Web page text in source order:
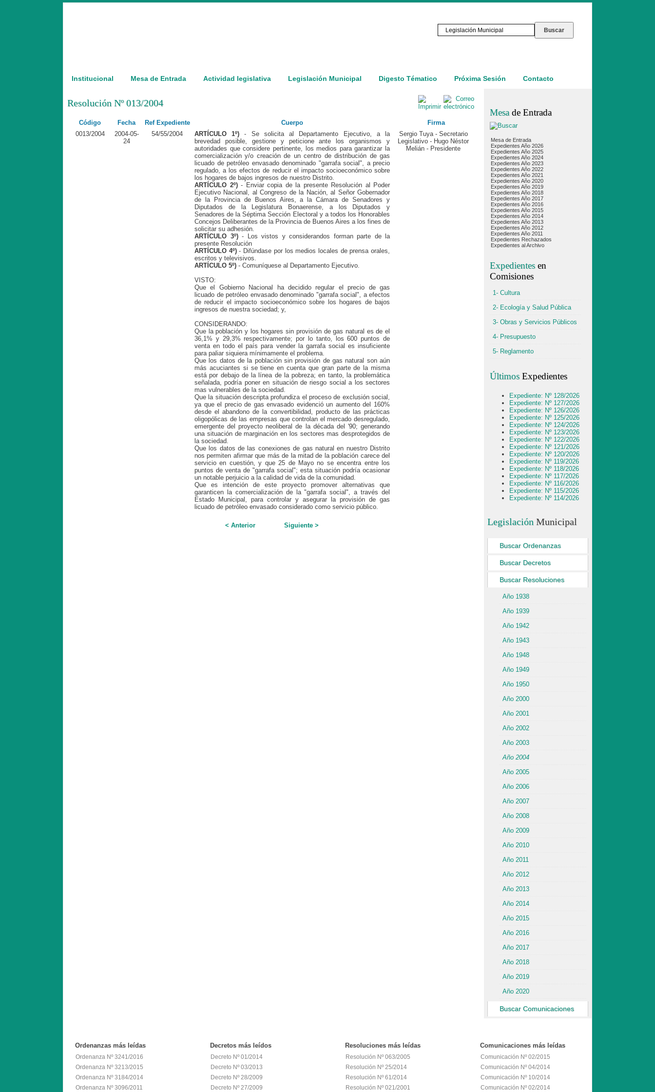
Institucional Mesa de Entrada Actividad legislativa Legislación Municipal Digesto Tématico Próxima Sesión Contacto
Resolución Nº 013/2004
Código Fecha Ref Expediente Cuerpo
Firma
0013/2004
2004-05-
24
54/55/2004 ARTÍCULO 1º)- Se solicita al Departamento Ejecutivo, a la
brevedad posible, gestione y peticione ante los organismos y
autoridades que considere pertinente, los medios para garantizar la
comercialización y/o creación de un centro de distribución de gas
licuado de petróleo envasado denominado "garrafa social", a precio
regulado, a los efectos de reducir el impacto socioeconómico sobre
los hogares de bajos ingresos de nuestro Distrito.
ARTÍCULO 2º) - Enviar copia de la presente Resolución al Poder
Ejecutivo Nacional, al Congreso de la Nación, al Señor Gobernador
de la Provincia de Buenos Aires, a la Cámara de Senadores y
Diputados de la Legislatura Bonaerense, a los Diputados y
Senadores de la Séptima Sección Electoral y a todos los Honorables
Concejos Deliberantes de la Provincia de Buenos Aires a los fines de
solicitar su adhesión.
ARTÍCULO 3º) - Los vistos y considerandos forman parte de la
presente Resolución
ARTÍCULO 4º)- Difúndase por los medios locales de prensa orales,
escritos y televisivos.
ARTÍCULO 5º) - Comuníquese al Departamento Ejecutivo.
VISTO:
Que el Gobierno Nacional ha decidido regular el precio de gas
licuado de petróleo envasado denominado "garrafa social", a efectos
de reducir el impacto socioeconómico sobre los hogares de bajos
ingresos de nuestra sociedad; y,
CONSIDERANDO:
Que la población y los hogares sin provisión de gas natural es de el
36,1% y 29,3% respectivamente; por lo tanto, los 600 puntos de
venta en todo el país para vender la garrafa social es insuficiente
para paliar siquiera mínimamente el problema.
Que los datos de la población sin provisión de gas natural son aún
más acuciantes si se tiene en cuenta que gran parte de la misma
está por debajo de la línea de la pobreza; en tanto, la problemática
señalada, podría poner en situación de riesgo social a los sectores
mas vulnerables de la sociedad.
Que la situación descripta profundiza el proceso de exclusión social,
ya que el precio de gas envasado evidenció un aumento del 160%
desde el abandono de la convertibilidad, producto de las prácticas
oligopólicas de las empresas que controlan el mercado desregulado,
emergente del proyecto neoliberal de la década del '90; generando
una situación de marginación en los sectores mas desprotegidos de
la sociedad.
Que los datos de las conexiones de gas natural en nuestro Distrito
nos permiten afirmar que más de la mitad de la población carece del
servicio en cuestión, y que 25 de Mayo no se encentra entre los
puntos de venta de "garrafa social"; esta situación podría ocasionar
un notable perjuicio a la calidad de vida de la comunidad.
Que es intención de este proyecto promover alternativas que
garanticen la comercialización de la "garrafa social", a través del
Estado Municipal, para controlar y asegurar la provisión de gas
licuado de petróleo envasado considerado como servicio público.
Sergio Tuya - Secretario
Legislativo - Hugo Néstor
Melián - Presidente
< Anterior Siguiente >
Mesa de Entrada
Mesa de Entrada
Expedientes Año 2026
Expedientes Año 2025
Expedientes Año 2024
Expedientes Año 2023
Expedientes Año 2022
Expedientes Año 2021
Expedientes Año 2020
Expedientes Año 2019
Expedientes Año 2018
Expedientes Año 2017
Expedientes Año 2016
Expedientes Año 2015
Expedientes Año 2014
Expedientes Año 2013
Expedientes Año 2012
Expedientes Año 2011
Expedientes Rechazados
Expedientes al Archivo
Expedientesen
Comisiones
1- Cultura
2- Ecología y Salud Pública
3- Obras y Servicios Públicos
4- Presupuesto
5- Reglamento
ÚltimosExpedientes
Expediente: Nº 128/2026
Expediente: Nº 127/2026
Expediente: Nº 126/2026
Expediente: Nº 125/2026
Expediente: Nº 124/2026
Expediente: Nº 123/2026
Expediente: Nº 122/2026
Expediente: Nº 121/2026
Expediente: Nº 120/2026
Expediente: Nº 119/2026
Expediente: Nº 118/2026
Expediente: Nº 117/2026
Expediente: Nº 116/2026
Expediente: Nº 115/2026
Expediente: Nº 114/2026
Legislación Municipal
Buscar Ordenanzas
Buscar Decretos
Buscar Resoluciones
Año 1938
Año 1939
Año 1942
Año 1943
Año 1948
Año 1949
Año 1950
Año 2000
Año 2001
Año 2002
Año 2003
Año 2004
Año 2005
Año 2006
Año 2007
Año 2008
Año 2009
Año 2010
Año 2011
Año 2012
Año 2013
Año 2014
Año 2015
Año 2016
Año 2017
Año 2018
Año 2019
Año 2020
Buscar Comunicaciones
Ordenanzas más leídas
Ordenanza Nº 3241/2016
Ordenanza Nº 3213/2015
Ordenanza Nº 3184/2014
Ordenanza Nº 3096/2011
Decretos más leídos
Decreto Nº 01/2014
Decreto Nº 03/2013
Decreto Nº 28/2009
Decreto Nº 27/2009
Resoluciones más leídas
Resolución Nº 063/2005
Resolución Nº 25/2014
Resolución Nº 61/2014
Resolución Nº 021/2001
Comunicaciones más leídas
Comunicación Nº 02/2015
Comunicación Nº 04/2014
Comunicación Nº 10/2014
Comunicación Nº 02/2014